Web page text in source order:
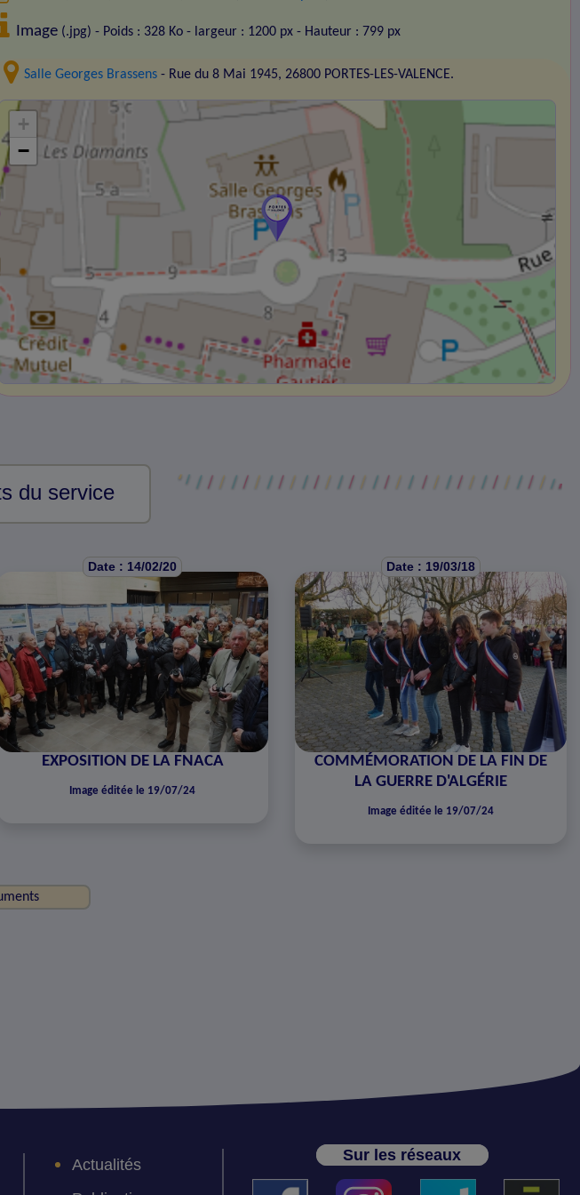
Image (.jpg) - Poids : 328 Ko - largeur : 1200 px - Hauteur : 799 px
Salle Georges Brassens - Rue du 8 Mai 1945, 26800 PORTES-LES-VALENCE.
+
−
du service
Date : 14/02/20
EXPOSITION DE LA FNACA
Image éditée le 19/07/24
Date : 19/03/18
COMMÉMORATION DE LA FIN DE
LA GUERRE D'ALGÉRIE
Image éditée le 19/07/24
Actualités
Sur les réseaux